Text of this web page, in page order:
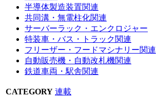
半導体製造装置関連
共同溝・無電柱化関連
サーバーラック・エンクロジャー
特装車・バス・トラック関連
フリーザー・フードマシナリー関連
自動販売機・自動改札機関連
鉄道車両・駅舎関連
CATEGORY 連載